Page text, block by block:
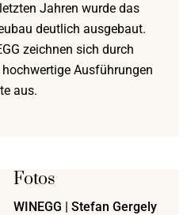
Jahren wurde das
deutlich ausgebaut.
zeichnen sich durch
Ausführungen
aus.
Fotos
WINEGG | Stefan Gergely